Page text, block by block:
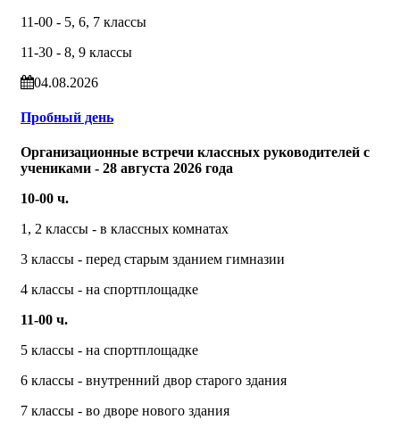
11-00 - 5, 6, 7 классы
11-30 - 8, 9 классы
04.08.2026
Пробный день
Организационные встречи классных руководителей с
учениками - 28 августа 2026 года
10-00 ч.
1, 2 классы - в классных комнатах
3 классы - перед старым зданием гимназии
4 классы - на спортплощадке
11-00 ч.
5 классы - на спортплощадке
6 классы - внутренний двор старого здания
7 классы - во дворе нового здания